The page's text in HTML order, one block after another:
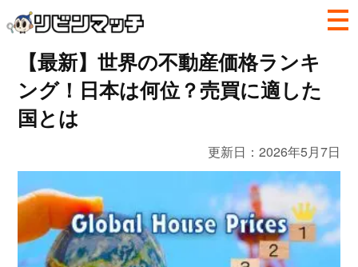
【最新】世界の不動産価格ランキ
ング！日本は何位？売買に適した
国とは
更新日：2026年5月7日